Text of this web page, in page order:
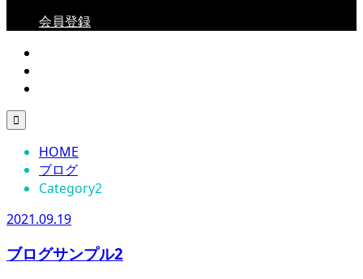
会員登録

HOME
ブログ
Category2
2021.09.19
ブログサンプル2